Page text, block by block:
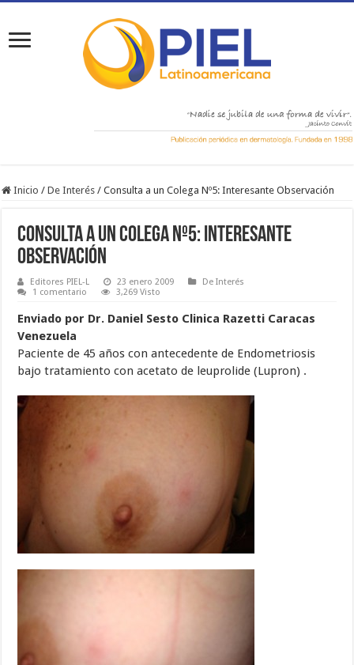
Inicio / De Interés / Consulta a un Colega Nº5: Interesante Observación
Consulta a un Colega Nº5: Interesante
Observación
Editores PIEL-L 23 enero 2009
De Interés
1 comentario
3,269 Visto
Enviado por Dr. Daniel Sesto Clinica Razetti Caracas
Venezuela
Paciente de 45 años con antecedente de Endometriosis
bajo tratamiento con acetato de leuprolide (Lupron) .